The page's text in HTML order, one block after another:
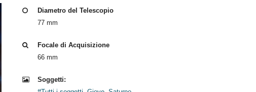
Diametro del Telescopio
77 mm
Focale di Acquisizione
66 mm
Soggetti: